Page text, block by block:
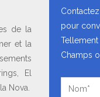
de la
et la
El
Nova.
pour
Champs